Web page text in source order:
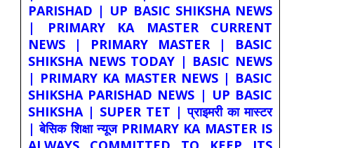
PARISHAD | UP BASIC SHIKSHA NEWS
| PRIMARY KA MASTER CURRENT
NEWS | PRIMARY MASTER | BASIC
SHIKSHA NEWS TODAY | BASIC NEWS
| PRIMARY KA MASTER NEWS | BASIC
SHIKSHA PARISHAD NEWS | UP BASIC
SHIKSHA | SUPER TET | प्राइमरी का मास्टर
| बेसिक शिक्षा न्यूज PRIMARY KA MASTER IS